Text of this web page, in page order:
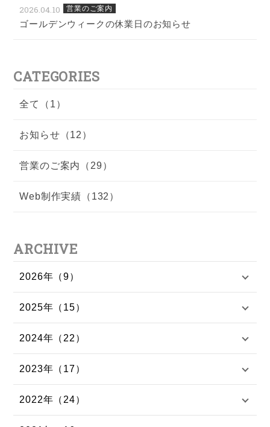
2026.04.10 営業のご案内
ゴールデンウィークの休業日のお知らせ
CATEGORIES
全て（1）
お知らせ（12）
営業のご案内（29）
Web制作実績（132）
ARCHIVE
2026年（9）
2025年（15）
2024年（22）
2023年（17）
2022年（24）